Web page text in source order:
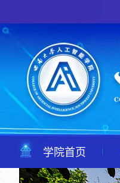
学院首页